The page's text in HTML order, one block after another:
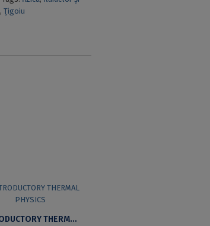
,Ţigoiu
INTRODUCTORY THERMAL PHYSICS